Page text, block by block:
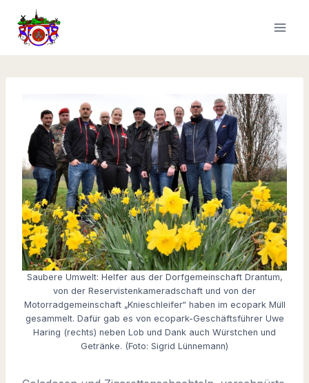
Inhalt
springen
Saubere Umwelt: Helfer aus der Dorfgemeinschaft Drantum,
von der Reservistenkameradschaft und von der
Motorradgemeinschaft „Knieschleifer“ haben im ecopark Müll
gesammelt. Dafür gab es von ecopark-Geschäftsführer Uwe
Haring (rechts) neben Lob und Dank auch Würstchen und
Getränke. (Foto: Sigrid Lünnemann)